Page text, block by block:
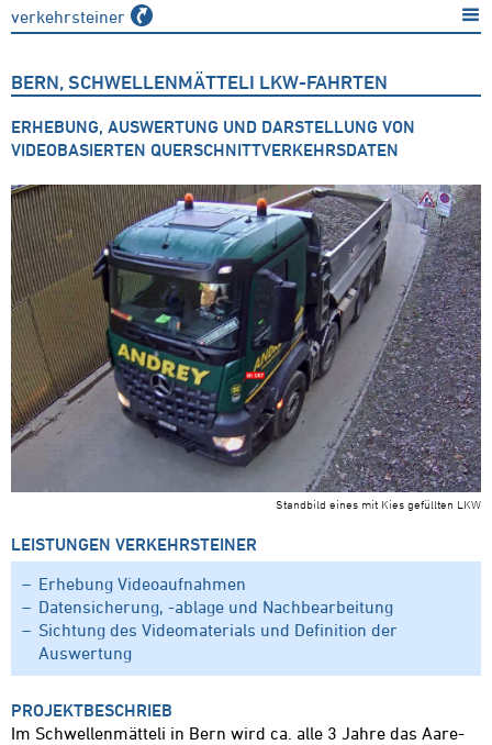
verkehrsteiner
BERN, SCHWELLENMÄTTELI LKW-FAHRTEN
ERHEBUNG, AUSWERTUNG UND DARSTELLUNG VON
VIDEOBASIERTEN QUERSCHNITTVERKEHRSDATEN
Standbild eines mit Kies gefüllten LKW
LEISTUNGEN VERKEHRSTEINER
Erhebung Videoaufnahmen
Datensicherung, -ablage und Nachbearbeitung
Sichtung des Videomaterials und Definition der
Auswertung
PROJEKTBESCHRIEB
Im Schwellenmätteli in Bern wird ca. alle 3 Jahre das Aare-